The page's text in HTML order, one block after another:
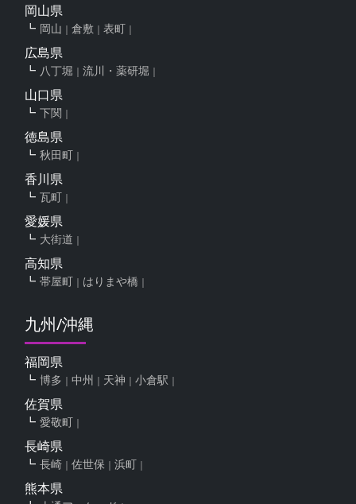
岡山県
岡山 倉敷 表町
広島県
八丁堀 流川・薬研堀
山口県
下関
徳島県
秋田町
香川県
瓦町
愛媛県
大街道
高知県
帯屋町 はりまや橋
九州/沖縄
福岡県
博多 中州 天神 小倉駅
佐賀県
愛敬町
長崎県
長崎 佐世保 浜町
熊本県